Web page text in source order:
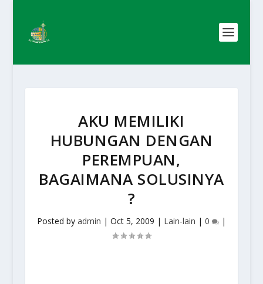
AKU MEMILIKI
HUBUNGAN DENGAN
PEREMPUAN,
BAGAIMANA SOLUSINYA
?
Posted by admin | Oct 5, 2009 | Lain-lain | 0 |